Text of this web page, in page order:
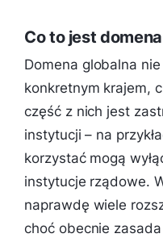
Co to jest
Domena globalna
konkretnym krajem,
część z nich jest
instytucji – na
korzystać mogą
instytucje rządowe.
naprawdę wiele
choć obecnie